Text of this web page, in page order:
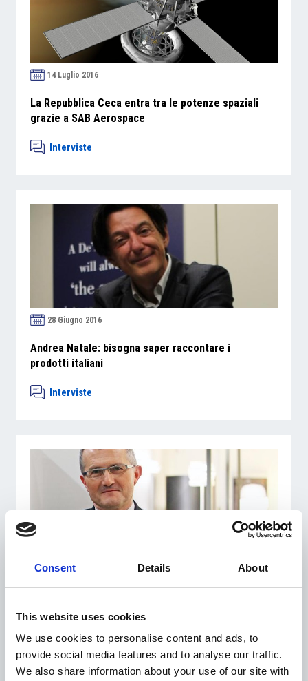
Consent Details About
This website uses cookies
We use cookies to personalise content and ads, to
provide social media features and to analyse our traffic.
We also share information about your use of our site with
14 Luglio 2016
La Repubblica Ceca entra tra le potenze spaziali
grazie a SAB Aerospace
Interviste
28 Giugno 2016
Andrea Natale: bisogna saper raccontare i
prodotti italiani
Interviste
28 Giugno 2016
Interviste